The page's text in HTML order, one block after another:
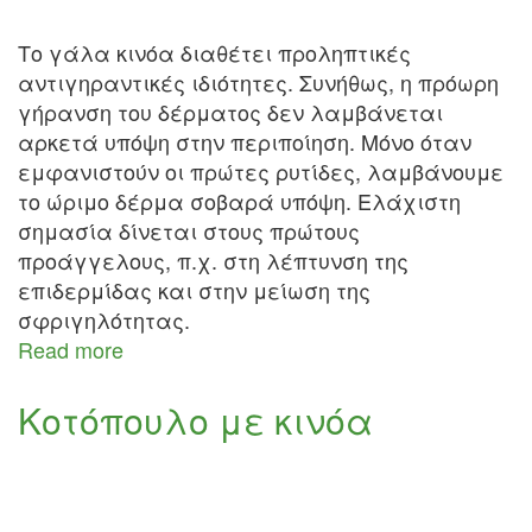
Το γάλα κινόα διαθέτει προληπτικές
αντιγηραντικές ιδιότητες. Συνήθως, η πρόωρη
γήρανση του δέρματος δεν λαμβάνεται
αρκετά υπόψη στην περιποίηση. Μόνο όταν
εμφανιστούν οι πρώτες ρυτίδες, λαμβάνουμε
το ώριμο δέρμα σοβαρά υπόψη. Ελάχιστη
σημασία δίνεται στους πρώτους
προάγγελους, π.χ. στη λέπτυνση της
επιδερμίδας και στην μείωση της
σφριγηλότητας.
Read more
κινόα
–
Κοτόπουλο με κινόα